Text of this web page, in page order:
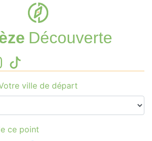
Découverte
ville de départ
ce point